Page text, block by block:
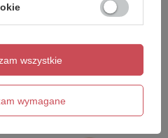
Najniższa cena produktu w okresie
-19%
wymagane
wszystkie